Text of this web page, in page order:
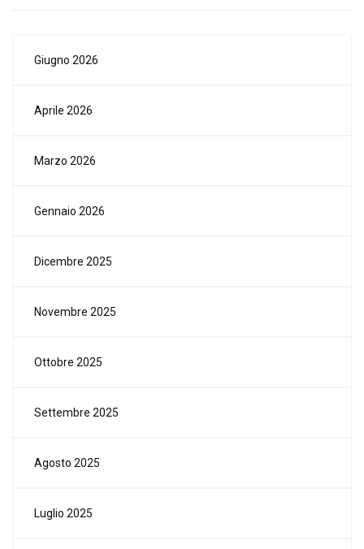
Giugno 2026
Aprile 2026
Marzo 2026
Gennaio 2026
Dicembre 2025
Novembre 2025
Ottobre 2025
Settembre 2025
Agosto 2025
Luglio 2025